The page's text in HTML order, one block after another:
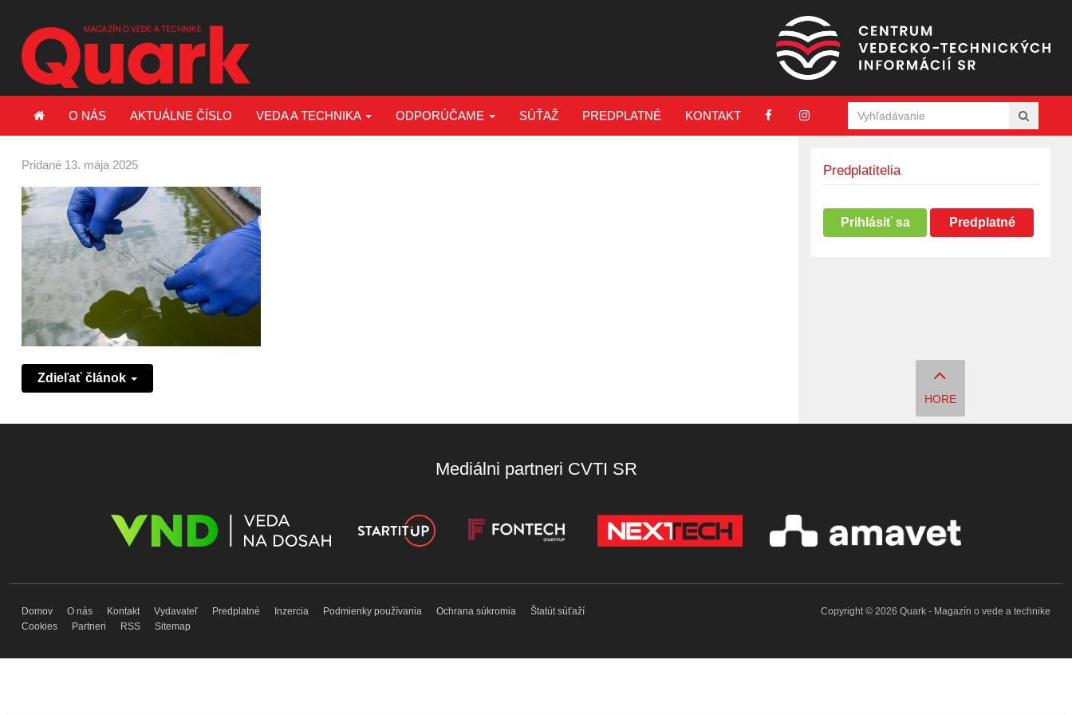
O NÁS AKTUÁLNE ČÍSLO VEDA A TECHNIKA ODPORÚČAME SÚŤAŽ PREDPLATNÉ KONTAKT
Pridané 13. mája 2025
Zdieľať článok
Predplatitelia
Prihlásiť sa Predplatné
HORE
Mediálni partneri CVTI SR
Domov O nás Kontakt Vydavateľ Predplatné Inzercia Podmienky používania Ochrana súkromia
Štatút súťaží
Cookies
Partneri RSS Sitemap
Copyright © 2026 Quark - Magazín o vede a technike